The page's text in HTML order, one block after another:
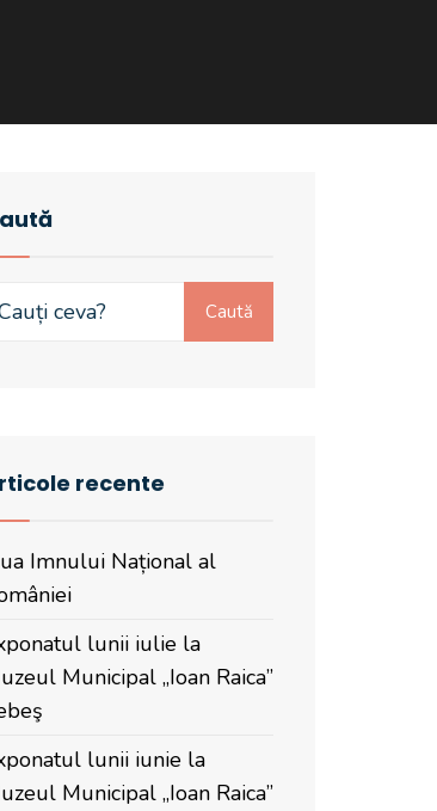
Caută
recente
Imnului Național al
lunii iulie la
Municipal „Ioan Raica”
lunii iunie la
Municipal „Ioan Raica”